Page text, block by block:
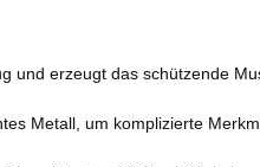
und erzeugt das schützende
Metall, um komplizierte